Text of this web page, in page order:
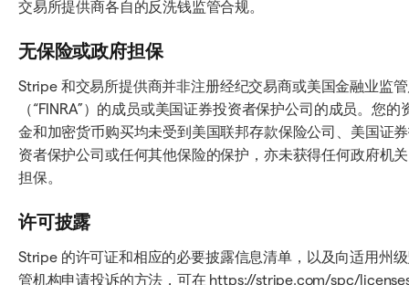
交易所提供商各自的反洗钱监管合规。
无保险或政府担保
Stripe 和交易所提供商并非注册经纪交易商或美国金融业监
（“FINRA”）的成员或美国证券投资者保护公司的成员。您的
金和加密货币购买均未受到美国联邦存款保险公司、美国证
资者保护公司或任何其他保险的保护，亦未获得任何政府机
担保。
许可披露
Stripe 的许可证和相应的必要披露信息清单，以及向适用州
管机构申请投诉的方法，可在 https://stripe.com/spc/